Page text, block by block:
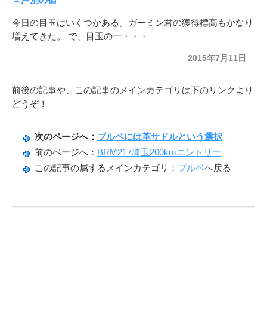
今日の目玉はいくつかある。ガーミン君の獲得標高もかなり
増えてきた。 で、目玉の一・・・
2015年7月11日
前後の記事や、この記事のメインカテゴリは下のリンクより
どうぞ！
次のページへ： ブルベには革サドルという選択
前のページへ： BRM217埼玉200kmエントリー
この記事の属するメインカテゴリ： ブルベへ戻る